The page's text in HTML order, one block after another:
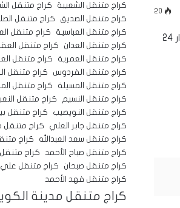
20
هل تحتاج لتبديل بطارية سيارتك في القصور؟ ورشة عمار سلامات توفر لك خدمة تبديل بطاريات سيارات متنقلة على مدار 24
كراج متنقل الشعيبة
كراج متنقل
كراج متنقل الصديق
كراج متنقل
كراج متنقل العباسية
كراج متنقل
كراج متنقل العدان
كراج متنقل
كراج متنقل العمرية
كراج متنقل
كراج متنقل الفردوس
كراج متنقل
كراج متنقل المسيلة
كراج متنقل
كراج متنقل النسيم
كراج متنقل
كراج متنقل النويصيب
كراج متنقل
كراج متنقل جابر العلي
كراج متنقل
كراج متنقل سعد العبدالله
كراج
كراج متنقل صباح الأحمد
كراج متنقل
كراج متنقل صبحان
كراج متنقل علي
كراج متنقل فهد الأحمد
كراج متنقل مدينة